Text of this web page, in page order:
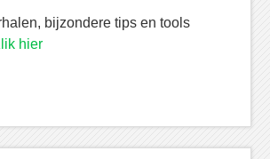
bijzondere tips en tools
hier